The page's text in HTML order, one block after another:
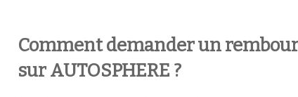
Comment demander un
sur AUTOSPHERE ?